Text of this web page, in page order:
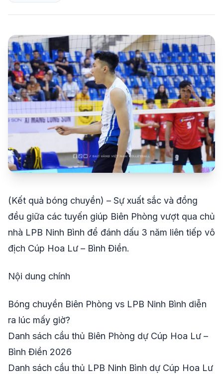
share mail © 2026 TT24H
(Kết quả bóng chuyền) – Sự xuất sắc và đồng
đều giữa các tuyến giúp Biên Phòng vượt qua chủ
nhà LPB Ninh Bình để đánh dấu 3 năm liên tiếp vô
địch Cúp Hoa Lư – Bình Điền.
Nội dung chính
Bóng chuyền Biên Phòng vs LPB Ninh Bình diễn
ra lúc mấy giờ?
Danh sách cầu thủ Biên Phòng dự Cúp Hoa Lư –
Bình Điền 2026
Danh sách cầu thủ LPB Ninh Bình dự Cúp Hoa Lư